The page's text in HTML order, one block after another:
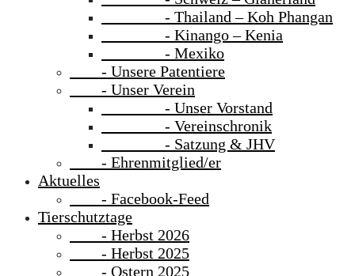
- Thailand – Koh Phangan
- Kinango – Kenia
- Mexiko
- Unsere Patentiere
- Unser Verein
- Unser Vorstand
- Vereinschronik
- Satzung & JHV
- Ehrenmitglied/er
Aktuelles
- Facebook-Feed
Tierschutztage
- Herbst 2026
- Herbst 2025
- Ostern 2025